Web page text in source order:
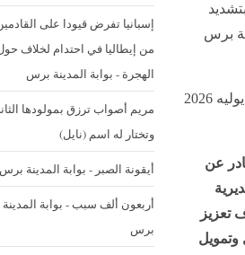
إسبانيا تفرض قيودا على
من إيطاليا في احتدام لخلاف
الهجرة - بوابة المدينة برس
مريم أصواب ترزق بمولودها
وتختار له اسم (نايل)
أيقونة الصبر - بوابة المدينة برس
أربعون ألف سبب - بوابة المدينة
برس
برس
نشر في: الإثنين 6 يوليه 2026 - 9:45 م | آخر تحديث: الإثنين 6 يوليه 2026
عن
إلى مديرية
تعزيز